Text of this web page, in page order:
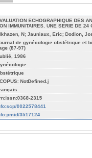
ECHOGRAPHIQUE DES
IMMUNITAIRES. UNE SERIE DE 24
N; Jauniaux, Eric; Dodion,
de gynécologie obstétrique et
(87-97)
1986
NotDefined.j
2315
0022578441
3517124